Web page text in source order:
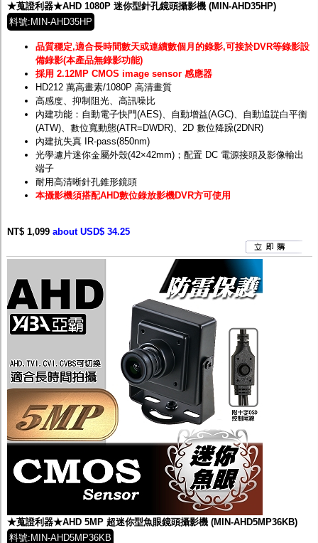
★蒐證利器★AHD 1080P 迷你型針孔鏡頭攝影機 (MIN-AHD35HP)
料號:MIN-AHD35HP
品質穩定,適合長時間數天或連續數個月的錄影,可接於DVR等錄影設
備錄影(本產品無錄影功能)
採用 2.12MP CMOS image sensor 感應器
HD212 萬高畫素/1080P 高清畫質
高感度、抑制阻光、高訊噪比
內建功能：自動電子快門(AES)、自動增益(AGC)、自動追踨白平衡
(ATW)、數位寬動態(ATR=DWDR)、2D 數位降躁(2DNR)
內建抗失真 IR-pass(850nm)
光學濾片迷你金屬外殼(42×42mm)；配置 DC 電源接頭及影像輸出
端子
耐用高清晰針孔錐形鏡頭
本攝影機須搭配AHD數位錄放影機DVR方可使用
NT$ 1,099 about USD$ 34.25
★蒐證利器★AHD 5MP 超迷你型魚眼鏡頭攝影機 (MIN-AHD5MP36KB)
料號:MIN-AHD5MP36KB